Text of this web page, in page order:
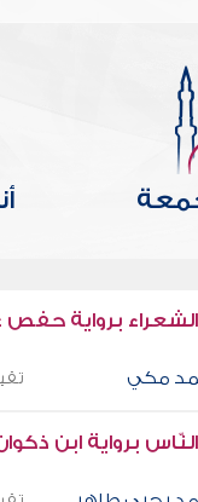
برواية
مكي
برواية ابن